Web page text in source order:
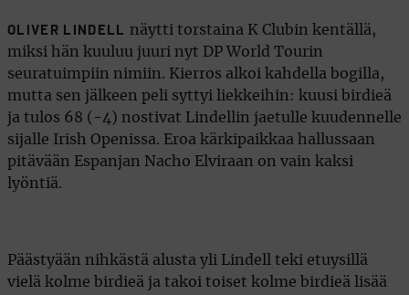
OLIVER LINDELL näytti torstaina K Clubin kentällä,
miksi hän kuuluu juuri nyt DP World Tourin
seuratuimpiin nimiin. Kierros alkoi kahdella bogilla,
mutta sen jälkeen peli syttyi liekkeihin: kuusi birdieä
ja tulos 68 (-4) nostivat Lindellin jaetulle kuudennelle
sijalle Irish Openissa. Eroa kärkipaikkaa hallussaan
pitävään Espanjan Nacho Elviraan on vain kaksi
lyöntiä.
Päästyään nihkästä alusta yli Lindell teki etuysillä
vielä kolme birdieä ja takoi toiset kolme birdieä lisää